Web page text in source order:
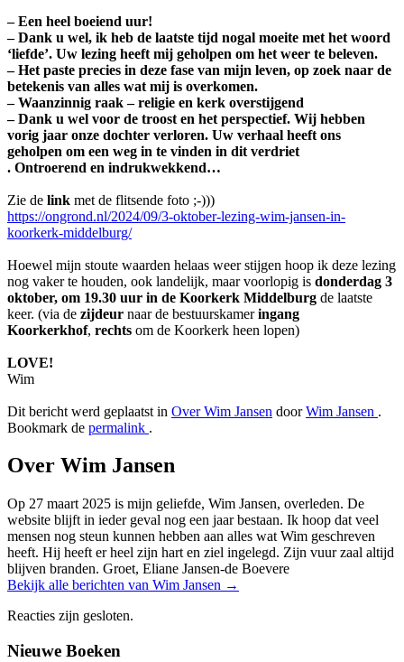
– Een heel boeiend uur!
– Dank u wel, ik heb de laatste tijd nogal moeite met het woord
‘liefde’. Uw lezing heeft mij geholpen om het weer te beleven.
– Het paste precies in deze fase van mijn leven, op zoek naar de
betekenis van alles wat mij is overkomen.
– Waanzinnig raak – religie en kerk overstijgend
– Dank u wel voor de troost en het perspectief. Wij hebben
vorig jaar onze dochter verloren. Uw verhaal heeft ons
geholpen om een weg in te vinden in dit verdriet
. Ontroerend en indrukwekkend…
Zie de link met de flitsende foto ;-)))
https://ongrond.nl/2024/09/3-oktober-lezing-wim-jansen-in-
koorkerk-middelburg/
Hoewel mijn stoute waarden helaas weer stijgen hoop ik deze lezing
nog vaker te houden, ook landelijk, maar voorlopig is donderdag 3
oktober, om 19.30 uur in de Koorkerk Middelburg de laatste
keer. (via de zijdeur naar de bestuurskameringang
Koorkerkhof, rechts om de Koorkerk heen lopen)
LOVE!
Wim
Dit bericht werd geplaatst in Over Wim Jansen doorWim Jansen .
Bookmark de permalink .
Over Wim Jansen
Op 27 maart 2025 is mijn geliefde, Wim Jansen, overleden. De
website blijft in ieder geval nog een jaar bestaan. Ik hoop dat veel
mensen nog steun kunnen hebben aan alles wat Wim geschreven
heeft. Hij heeft er heel zijn hart en ziel ingelegd. Zijn vuur zaal altijd
blijven branden. Groet, Eliane Jansen-de Boevere
Bekijk alle berichten van Wim Jansen →
Reacties zijn gesloten.
Nieuwe Boeken